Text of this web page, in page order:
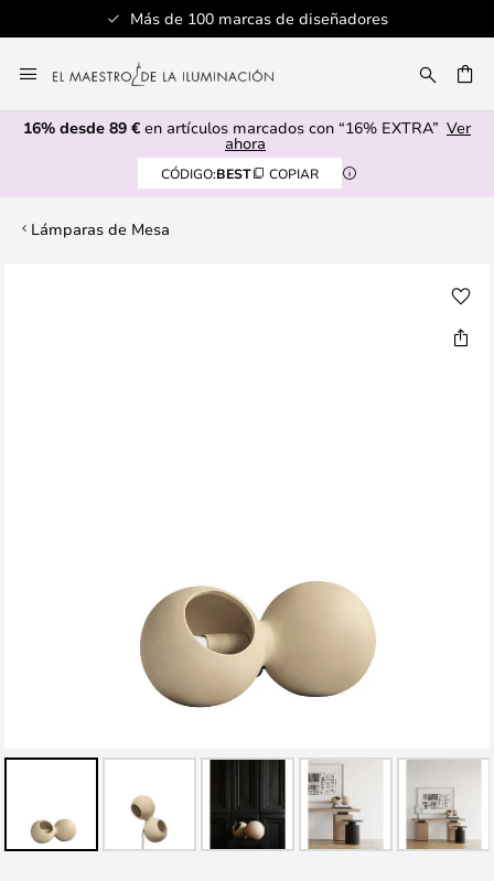
Más de 100 marcas de diseñadores
al
contenido
16% desde 89 € en artículos marcados con “16% EXTRA” Ver
ahora
CÓDIGO:BEST COPIAR
Lámparas de Mesa